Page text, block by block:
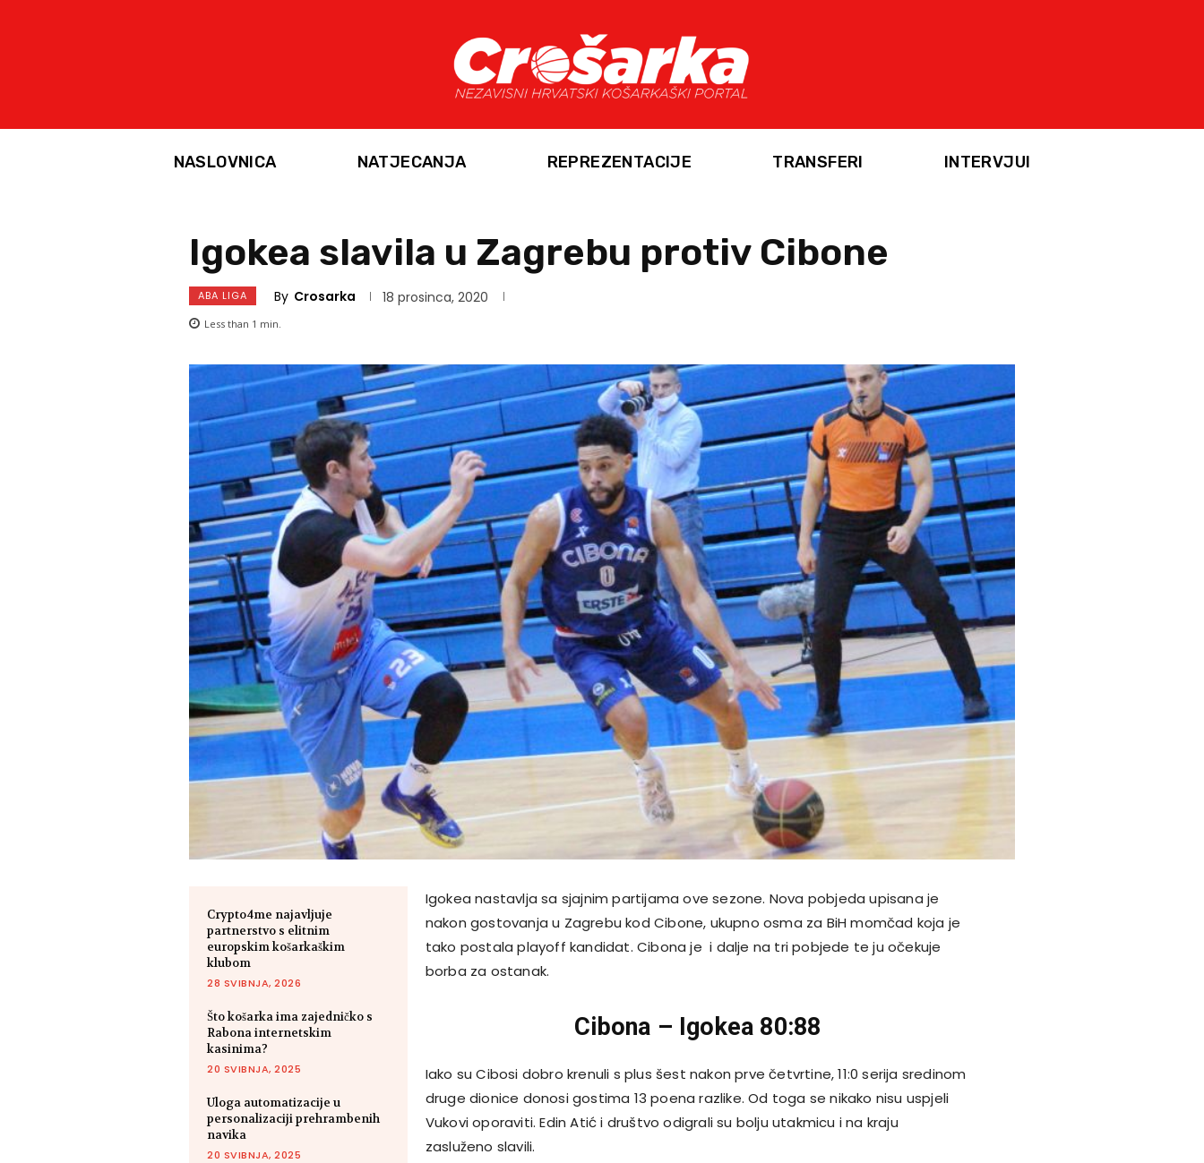
NASLOVNICA NATJECANJA REPREZENTACIJE TRANSFERI INTERVJUI
Igokea slavila u Zagrebu protiv Cibone
ABA LIGA By Crosarka 18 prosinca, 2020
Less than 1 min.
Crypto4me najavljuje
partnerstvo s elitnim
europskim košarkaškim
klubom
28 SVIBNJA, 2026
Što košarka ima zajedničko s
Rabona internetskim
kasinima?
20 SVIBNJA, 2025
Uloga automatizacije u
personalizaciji prehrambenih
navika
20 SVIBNJA, 2025
Igokea nastavlja sa sjajnim partijama ove sezone. Nova pobjeda upisana je
nakon gostovanja u Zagrebu kod Cibone, ukupno osma za BiH momčad koja je
tako postala playoff kandidat. Cibona je i dalje na tri pobjede te ju očekuje
borba za ostanak.
Cibona – Igokea 80:88
Iako su Cibosi dobro krenuli s plus šest nakon prve četvrtine, 11:0 serija sredinom
druge dionice donosi gostima 13 poena razlike. Od toga se nikako nisu uspjeli
Vukovi oporaviti. Edin Atić i društvo odigrali su bolju utakmicu i na kraju
zasluženo slavili.